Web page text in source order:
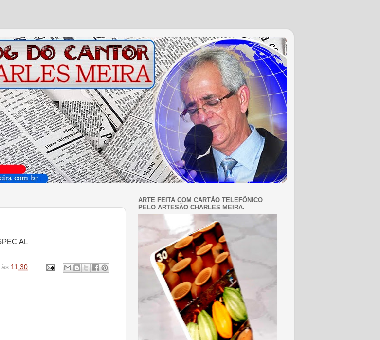
às 11:30
ARTE FEITA COM CARTÃO TELEFÔNICO
PELO ARTESÃO CHARLES MEIRA.